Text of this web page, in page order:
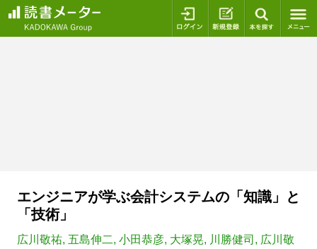
ログイン 新規登録
エンジニアが学ぶ会計システムの「知識」と
「技術」
広川敬祐, 五島伸二, 小田恭彦, 大塚晃, 川勝健司 , 広川敬